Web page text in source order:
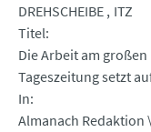
DREHSCHEIBE ITZ
Titel
Die Arbeit am
Tageszeitung setzt
In
Almanach Redaktion